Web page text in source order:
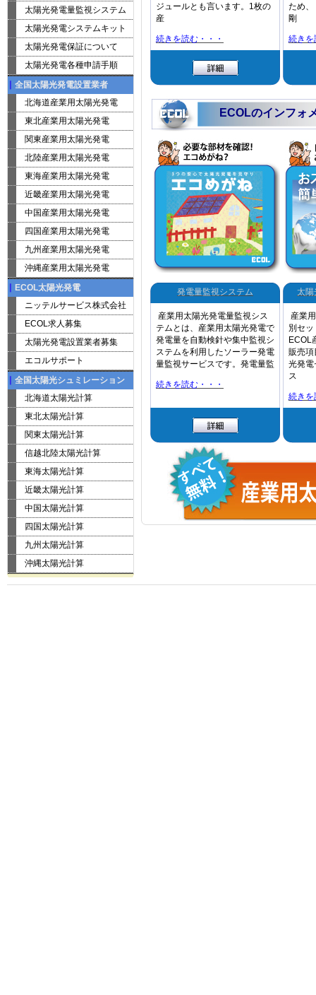
太陽光発電量監視システム
太陽光発電システムキット
太陽光発電保証について
太陽光発電各種申請手順
全国太陽光発電設置業者
北海道産業用太陽光発電
東北産業用太陽光発電
関東産業用太陽光発電
北陸産業用太陽光発電
東海産業用太陽光発電
近畿産業用太陽光発電
中国産業用太陽光発電
四国産業用太陽光発電
九州産業用太陽光発電
沖縄産業用太陽光発電
ECOL太陽光発電
ニッテルサービス株式会社
ECOL求人募集
太陽光発電設置業者募集
エコルサポート
全国太陽光シュミレーション
北海道太陽光計算
東北太陽光計算
関東太陽光計算
信越北陸太陽光計算
東海太陽光計算
近畿太陽光計算
中国太陽光計算
四国太陽光計算
九州太陽光計算
沖縄太陽光計算
ジュールとも言います。1枚の
産
続きを読む・・・
ため、
剛
続きを
ECOLのインフォ
発電量監視システム 太陽
産業用太陽光発電量監視シス
テムとは、産業用太陽光発電で
発電量を自動検針や集中監視シ
ステムを利用したソーラー発電
量監視サービスです。発電量監
続きを読む・・・
産業
別セ
ECOL
販売項
光発電
ス
続きを